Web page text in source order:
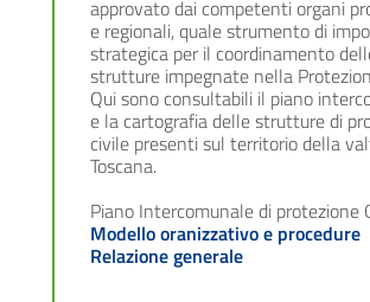
approvato dai competenti organi
e regionali, quale strumento di
strategica per il coordinamento
strutture impegnate nella
Qui sono consultabili il piano
e la cartografia delle strutture di
civile presenti sul territorio della
Toscana.
Piano Intercomunale di protezione
Modello oranizzativo e procedure
Relazione generale